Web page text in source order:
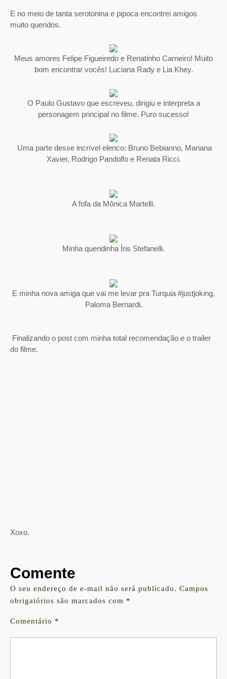
E no meio de tanta serotonina e pipoca encontrei amigos
muito queridos.
Meus amores Felipe Figueiredo e Renatinho Carneiro! Muito
bom encontrar vocês! Luciana Rady e Lia Khey.
O Paulo Gustavo que escreveu, dirigiu e interpreta a
personagem principal no filme. Puro sucesso!
Uma parte desse incrível elenco: Bruno Bebianno, Mariana
Xavier, Rodrigo Pandolfo e Renata Ricci.
A fofa da Mônica Martelli.
Minha queridinha Íris Stefanelli.
E minha nova amiga que vai me levar pra Turquia #justjoking,
Paloma Bernardi.
Finalizando o post com minha total recomendação e o trailer
do filme.
Xoxo.
Comente
O seu endereço de e-mail não será publicado. Campos
obrigatórios são marcados com *
Comentário *